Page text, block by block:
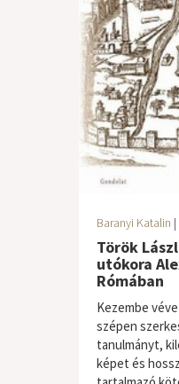
Baranyi Katalin
Török
utókora
Rómában
Kezembe
szépen
tanulmányt,
képet és